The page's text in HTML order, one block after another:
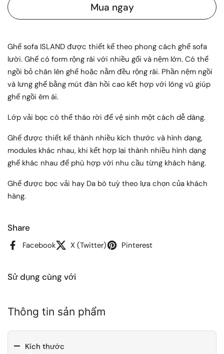
Mua ngay
Ghế sofa ISLAND được thiết kế theo phong cách ghế sofa
lười. Ghế có form rộng rãi với nhiều gối và nệm lớn. Có thể
ngồi bỏ chân lên ghế hoặc nằm đều rộng rãi. Phần nệm ngồi
và lưng ghế bằng mút đàn hồi cao kết hợp với lông vũ giúp
ghế ngồi êm ái.
Lớp vải bọc có thể tháo rời để vệ sinh một cách dễ dàng.
Ghế được thiết kế thành nhiều kích thước và hình dạng,
modules khác nhau, khi kết hợp lại thành nhiều hình dạng
ghế khác nhau để phù hợp với nhu cầu từng khách hàng.
Ghế được bọc vải hay Da bò tuỳ theo lựa chọn của khách
hàng.
Share
Facebook X (Twitter) Pinterest
Sử dụng cùng với
Thông tin sản phẩm
Kích thước